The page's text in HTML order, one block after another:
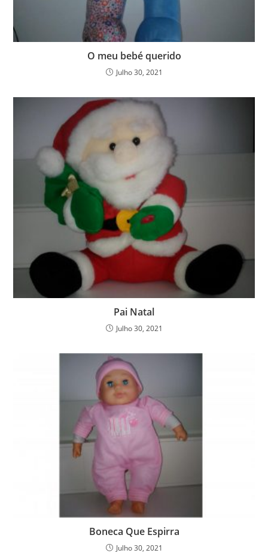
O meu bebé querido
Julho 30, 2021
Pai Natal
Julho 30, 2021
Boneca Que Espirra
Julho 30, 2021